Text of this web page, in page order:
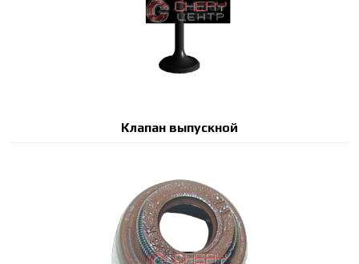
Клапан выпускной